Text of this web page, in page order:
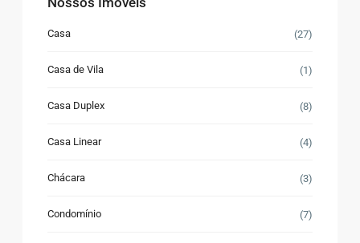
Casa (27)
Casa de Vila (1)
Casa Duplex (8)
Casa Linear (4)
Chácara (3)
Condomínio (7)